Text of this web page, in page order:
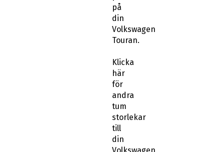
på
din
Volkswagen
Touran.
Klicka
här
för
andra
tum
storlekar
till
din
Volkswagen